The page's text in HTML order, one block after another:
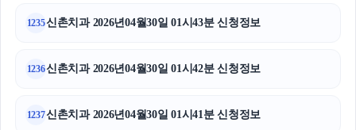
1235신촌치과 2026년04월30일 01시43분 신청정보
1236신촌치과 2026년04월30일 01시42분 신청정보
1237신촌치과 2026년04월30일 01시41분 신청정보